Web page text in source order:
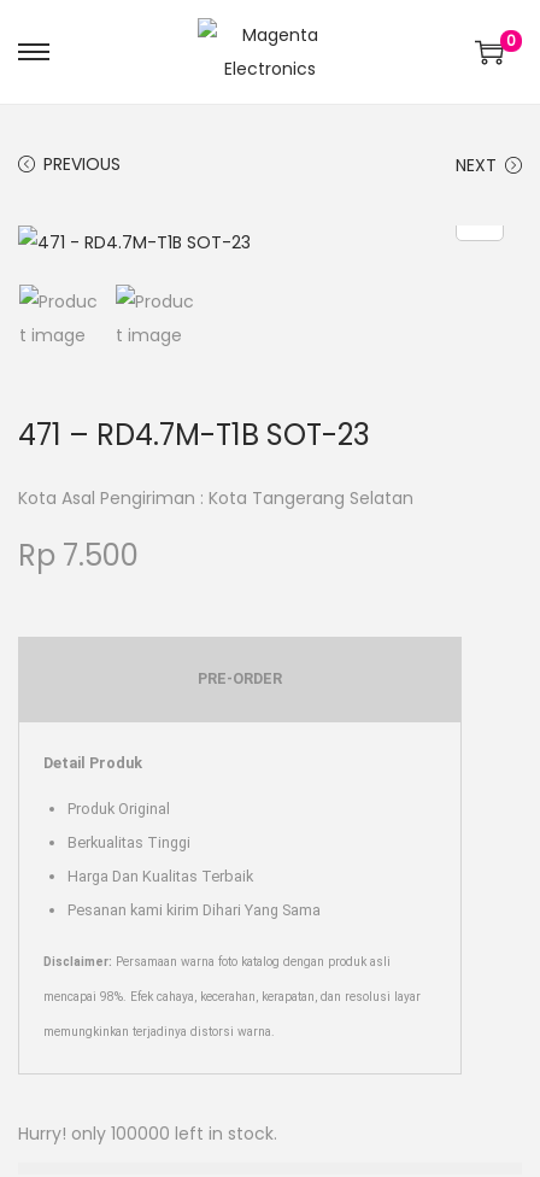
0
PREVIOUS NEXT
471 – RD4.7M-T1B SOT-23
Kota Asal Pengiriman : Kota Tangerang Selatan
Rp 7.500
PRE-ORDER
Detail Produk
Produk Original
Berkualitas Tinggi
Harga Dan Kualitas Terbaik
Pesanan kami kirim Dihari Yang Sama
Disclaimer: Persamaan warna foto katalog dengan produk asli
mencapai 98%. Efek cahaya, kecerahan, kerapatan, dan resolusi layar
memungkinkan terjadinya distorsi warna.
Hurry! only 100000 left in stock.